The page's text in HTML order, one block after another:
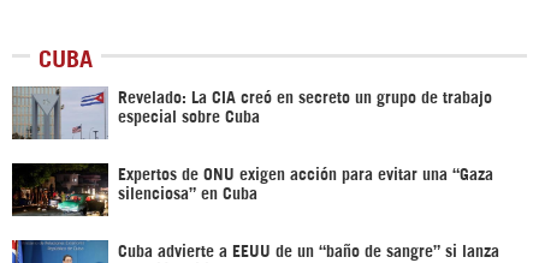
CUBA
Revelado: La CIA creó en secreto un grupo de trabajo
especial sobre Cuba
Expertos de ONU exigen acción para evitar una “Gaza
silenciosa” en Cuba
Cuba advierte a EEUU de un “baño de sangre” si lanza